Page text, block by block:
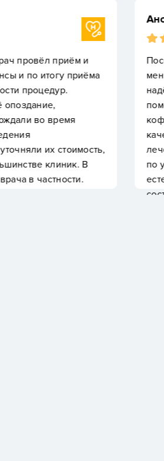
Посещение стоматологии
меня настоящим открытием. С
надёжные руки:
помогают сориентироваться,
кофе. Врачи проявляют себя
качественно выполнил все
лечение и профессиональная
по уходу за зубами. Лечение
естественно и аккуратно.
состояния зубов - здоровые и